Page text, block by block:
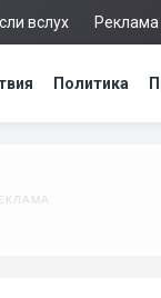
вслух Реклама
Политика